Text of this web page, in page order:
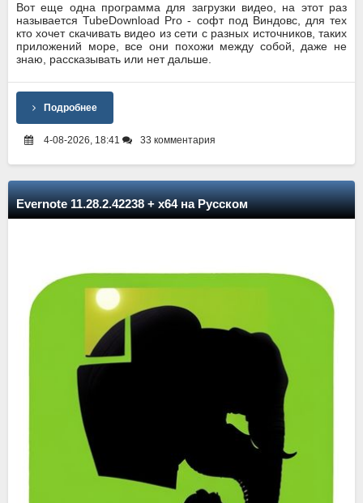
Вот еще одна программа для загрузки видео, на этот раз
называется TubeDownload Pro - софт под Виндовс, для тех
кто хочет скачивать видео из сети с разных источников, таких
приложений море, все они похожи между собой, даже не
знаю, рассказывать или нет дальше.
Подробнее
4-08-2026, 18:41 33 комментария
Evernote 11.28.2.42238 + x64 на Русском